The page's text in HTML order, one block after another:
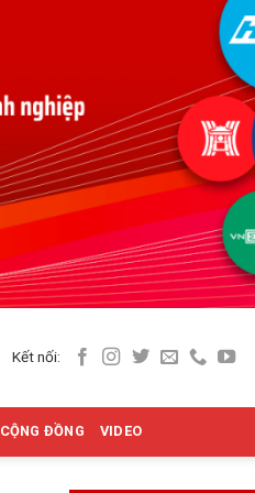
Kết nối:
CỘNG ĐỒNG VIDEO